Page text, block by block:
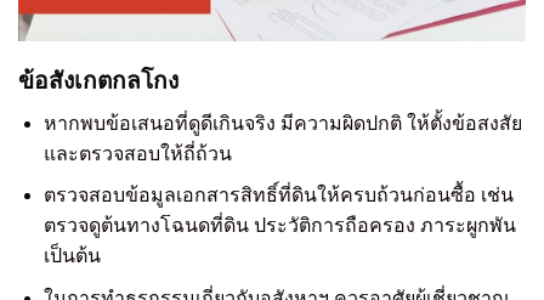
ข้อสังเกตกลโกง
หากพบข้อเสนอที่ดูดีเกินจริง มีความผิดปกติ ให้ตั้งข้อสงสัย
และตรวจสอบให้ถี่ถ้วน
ตรวจสอบข้อมูลเอกสารสิทธิ์ที่ดินให้ครบถ้วนก่อนซื้อ เช่น
ตรวจดูต้นทางโฉนดที่ดิน ประวัติการถือครอง ภาระผูกพัน
เป็นต้น